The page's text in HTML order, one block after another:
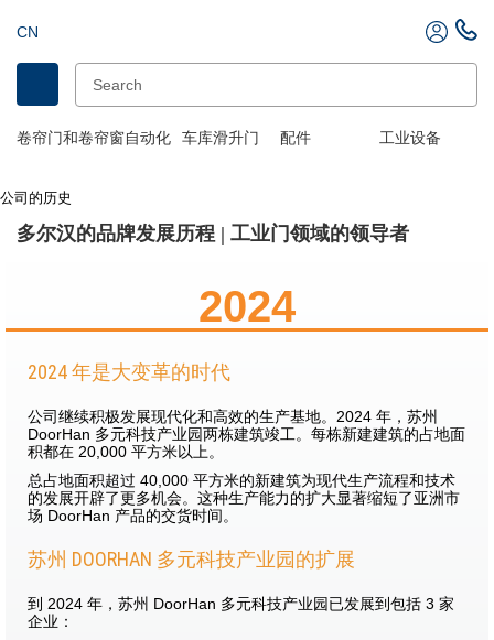
CN
卷帘门和卷帘窗自动化 车库滑升门 配件 工业设备
公司的历史
多尔汉的品牌发展历程 | 工业门领域的领导者
2024
2024 年是大变革的时代
公司继续积极发展现代化和高效的生产基地。2024 年，苏州
DoorHan 多元科技产业园两栋建筑竣工。每栋新建建筑的占地面
积都在 20,000 平方米以上。
总占地面积超过 40,000 平方米的新建筑为现代生产流程和技术
的发展开辟了更多机会。这种生产能力的扩大显著缩短了亚洲市
场 DoorHan 产品的交货时间。
苏州 DOORHAN 多元科技产业园的扩展
到 2024 年，苏州 DoorHan 多元科技产业园已发展到包括 3 家
企业：